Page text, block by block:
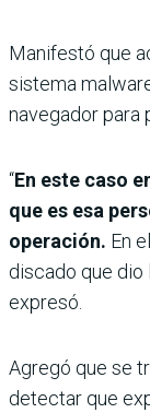
Manifestó que
sistema
navegador para
“En este caso
que es esa
operación. En
discado que dio
expresó.
Agregó que se
detectar que